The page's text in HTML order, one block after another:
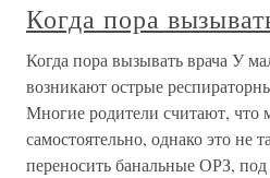
Когда пора
Когда пора вызывать врача У
возникают острые
Многие родители считают, что
самостоятельно, однако это не
переносить банальные ОРЗ,